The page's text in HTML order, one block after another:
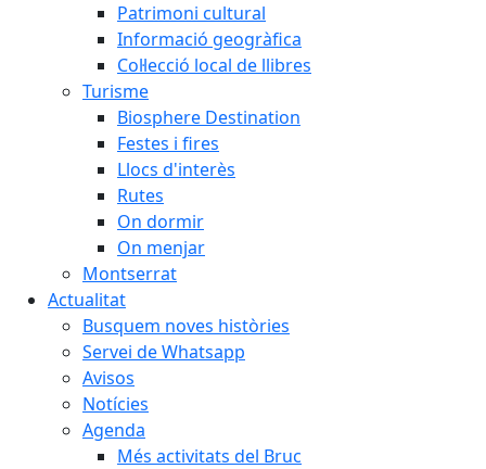
Patrimoni cultural
Informació geogràfica
Col·lecció local de llibres
Turisme
Biosphere Destination
Festes i fires
Llocs d'interès
Rutes
On dormir
On menjar
Montserrat
Actualitat
Busquem noves històries
Servei de Whatsapp
Avisos
Notícies
Agenda
Més activitats del Bruc